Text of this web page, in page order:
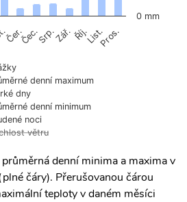
denní maximum
dny
denní minimum
noci
větru
Čer.Čec.Srp.Zář. Říj.List.Pros.
0 mm
denní minima a maxima v
čáry). Přerušovanou čárou
teploty v daném měsíci